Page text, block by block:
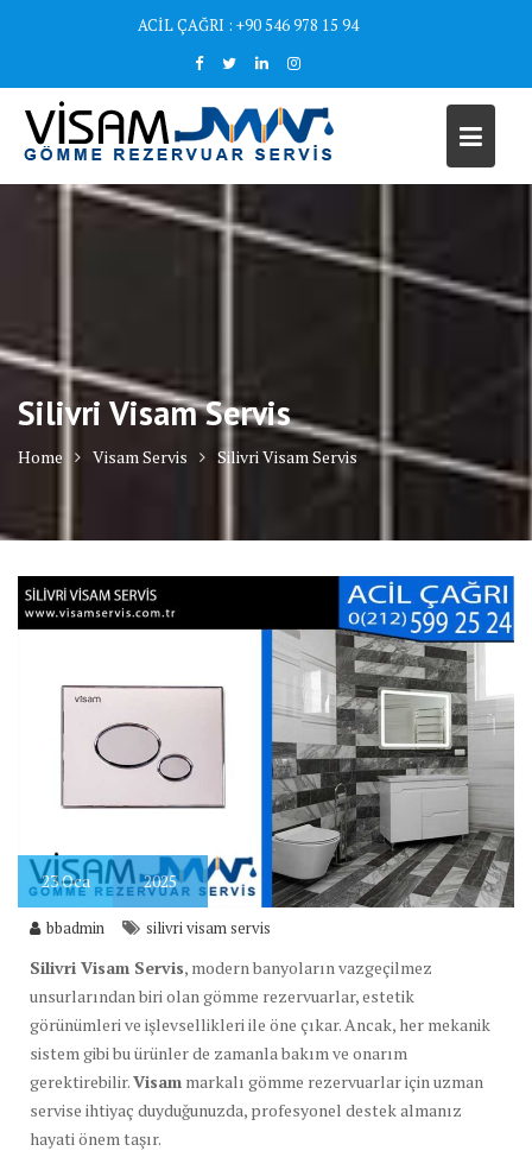
ACİL ÇAĞRI : +90 546 978 15 94
Silivri Visam Servis
Home Visam Servis Silivri Visam Servis
23Oca 2025
bbadmin silivri visam servis
Silivri Visam Servis, modern banyoların vazgeçilmez
unsurlarından biri olan gömme rezervuarlar, estetik
görünümleri ve işlevsellikleri ile öne çıkar. Ancak, her mekanik
sistem gibi bu ürünler de zamanla bakım ve onarım
gerektirebilir.Visam markalı gömme rezervuarlar için uzman
servise ihtiyaç duyduğunuzda, profesyonel destek almanız
hayati önem taşır.